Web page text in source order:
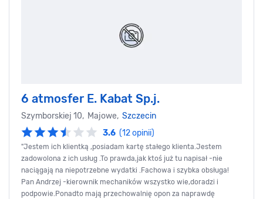
6 atmosfer E. Kabat Sp.j.
Szymborskiej 10, Majowe, Szczecin
3.6 (12 opinii)
"Jestem ich klientką ,posiadam kartę stałego klienta.Jestem
zadowolona z ich usług .To prawda,jak ktoś już tu napisał -nie
naciągają na niepotrzebne wydatki .Fachowa i szybka obsługa!
Pan Andrzej -kierownik mechaników wszystko wie,doradzi i
podpowie.Ponadto mają przechowalnię opon za naprawdę